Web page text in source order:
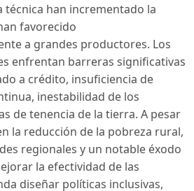
técnica han incrementado la
favorecido
a grandes productores. Los
enfrentan barreras significativas
a crédito, insuficiencia de
inestabilidad de los
de tenencia de la tierra. A pesar
la reducción de la pobreza rural,
regionales y un notable éxodo
la efectividad de las
diseñar políticas inclusivas,